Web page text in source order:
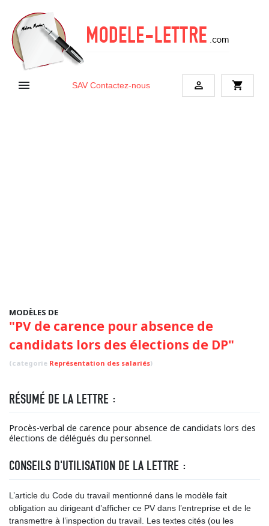
 SAV Contactez-nous  shopping_cart
MODÈLES DE
"PV de carence pour absence de
candidats lors des élections de DP"
(categorie Représentation des salariés)
RÉSUMÉ DE LA LETTRE :
Procès-verbal de carence pour absence de candidats lors des
élections de délégués du personnel.
CONSEILS D'UTILISATION DE LA LETTRE :
L’article du Code du travail mentionné dans le modèle fait
obligation au dirigeant d’afficher ce PV dans l’entreprise et de le
transmettre à l’inspection du travail. Les textes cités (ou les